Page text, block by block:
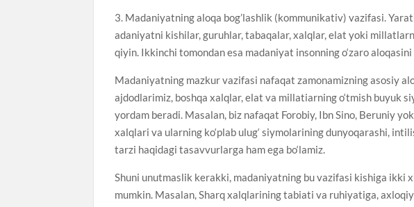
3. Madaniyatning aloqa bog’lashlik (kommunikativ) vazifasi.
adaniyatni kishilar, guruhlar, tabaqalar, xalqlar, elat yoki
qiyin. Ikkinchi tomondan esa madaniyat insonning o‘zaro
Madaniyatning mazkur vazifasi nafaqat zamonamizning asosiy
ajdodlarimiz, boshqa xalqlar, elat va millatiarning o‘tmish buyuk
yordam beradi. Masalan, biz nafaqat Forobiy, Ibn Sino, Beruniy
xalqlari va ularning ko‘plab ulug‘ siymolarining dunyoqarashi,
tarzi haqidagi tasavvurlarga ham ega bo‘lamiz.
Shuni unutmaslik kerakki, madaniyatning bu vazifasi kishiga ikki
mumkin. Masalan, Sharq xalqlarining tabiati va ruhiyatiga,